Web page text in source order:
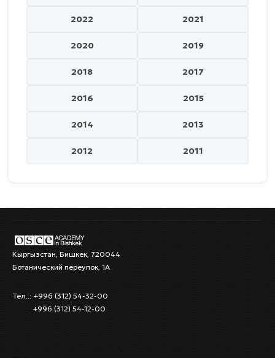
2022 2021
2020 2019
2018 2017
2016 2015
2014 2013
2012 2011
Кыргызстан, Бишкек, 720044
Ботанический переулок, 1А
Тел..: +996 (312) 54-32-00
+996 (312) 54-12-00